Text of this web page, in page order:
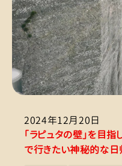
2024年12月20日
「ラピュタの壁」を目
で行きたい神秘的な日